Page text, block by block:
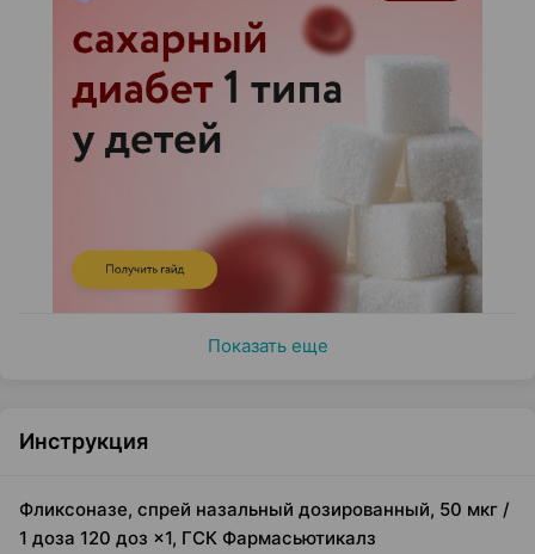
Показать еще
Инструкция
Фликсоназе, спрей назальный дозированный, 50 мкг /
1 доза 120 доз ×1, ГСК Фармасьютикалз